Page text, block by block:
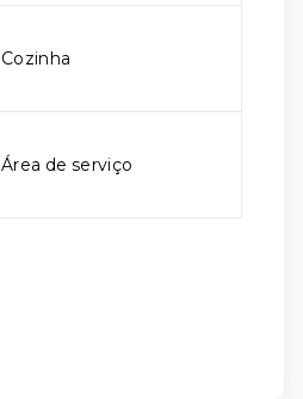
Cozinha
Área de serviço